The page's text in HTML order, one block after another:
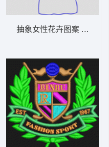
线节点包针瓢虫
抽象女性花卉图案 美女抽